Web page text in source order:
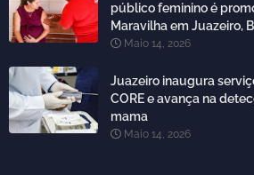
público feminino é
Maravilha em Juazeiro,
Maio 14, 2026
Juazeiro inaugura
CORE e avança na
mama
Maio 14, 2026